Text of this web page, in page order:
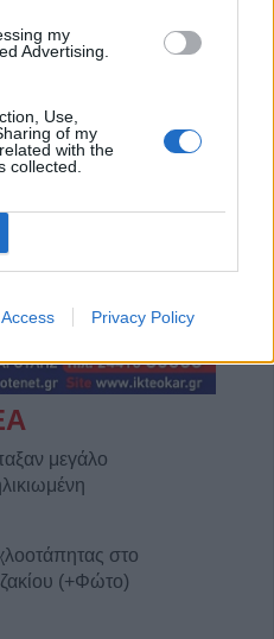
my
Advertising.
Use,
of my
with the
collected.
Privacy Policy
μεγάλο
στο
(+Φώτο)